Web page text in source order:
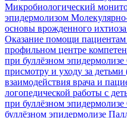
Микробиологический
эпидермолизом
основы врожденного
Оказание помощи пациентам
профильном центре
при буллёзном эпидермолизе
присмотру и уходу за детьми
взаимодействия врача и
логопедической работы с
при буллёзном эпидермолизе
буллёзном эпидермолизе